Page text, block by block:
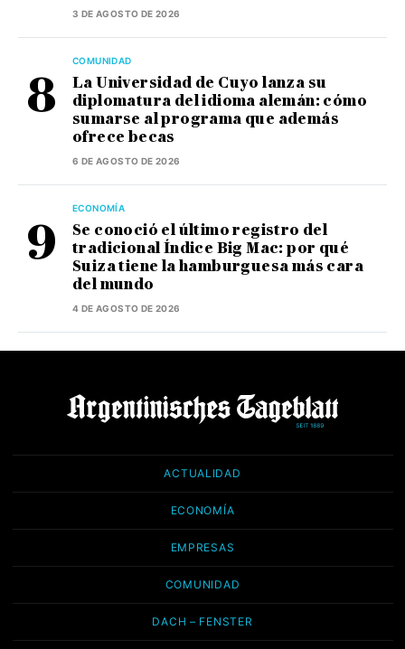
3 DE AGOSTO DE 2026
COMUNIDAD
La Universidad de Cuyo lanza su
diplomatura del idioma alemán: cómo
sumarse al programa que además
ofrece becas
6 DE AGOSTO DE 2026
ECONOMÍA
Se conoció el último registro del
tradicional Índice Big Mac: por qué
Suiza tiene la hamburguesa más cara
del mundo
4 DE AGOSTO DE 2026
ACTUALIDAD
ECONOMÍA
EMPRESAS
COMUNIDAD
DACH – FENSTER